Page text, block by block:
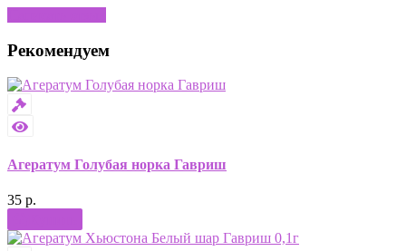
Рекомендуем
Агератум Голубая норка Гавриш
35 р.